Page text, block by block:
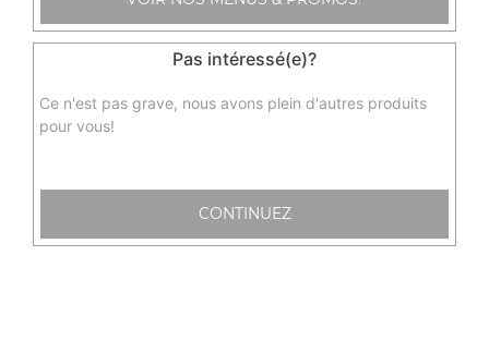
65 Avenue de la Libération Charles de
Gaulle
Mentions légales
QUARTIERS PROCHES
Pas intéressé(e)?
Ce n'est pas grave, nous avons plein d'autres produits
pour vous!
CONTINUEZ